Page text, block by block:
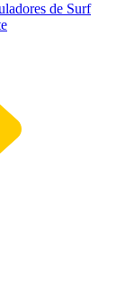
de Surf